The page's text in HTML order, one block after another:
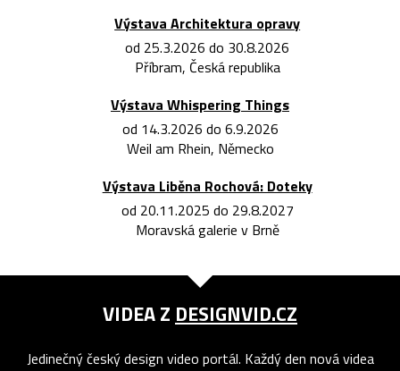
Výstava Architektura opravy
od 25.3.2026 do 30.8.2026
Příbram, Česká republika
Výstava Whispering Things
od 14.3.2026 do 6.9.2026
Weil am Rhein, Německo
Výstava Liběna Rochová: Doteky
od 20.11.2025 do 29.8.2027
Moravská galerie v Brně
VIDEA Z DESIGNVID.CZ
Jedinečný český design video portál. Každý den nová videa